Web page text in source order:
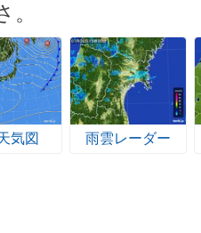
気図 雨雲レーダー